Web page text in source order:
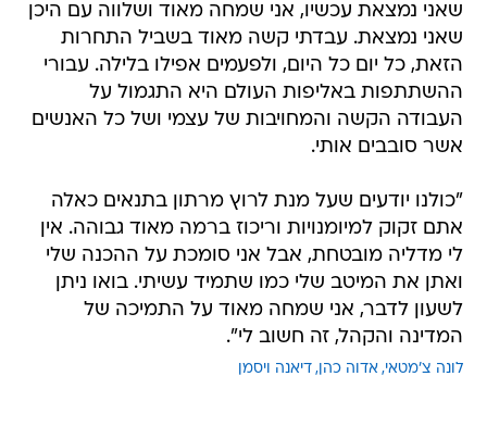
שאני נמצאת עכשיו, אני שמחה מאוד ושלווה עם היכן
שאני נמצאת. עבדתי קשה מאוד בשביל התחרות
הזאת, כל יום כל היום, ולפעמים אפילו בלילה. עבורי
ההשתתפות באליפות העולם היא התגמול על
העבודה הקשה והמחויבות של עצמי ושל כל האנשים
אשר סובבים אותי.
"כולנו יודעים שעל מנת לרוץ מרתון בתנאים כאלה
אתם זקוק למיומנויות וריכוז ברמה מאוד גבוהה. אין
לי מדליה מובטחת, אבל אני סומכת על ההכנה שלי
ואתן את המיטב שלי כמו שתמיד עשיתי. בואו ניתן
לשעון לדבר, אני שמחה מאוד על התמיכה של
המדינה והקהל, זה חשוב לי".
לונה צ'מטאי אדוה כהן דיאנה ויסמן